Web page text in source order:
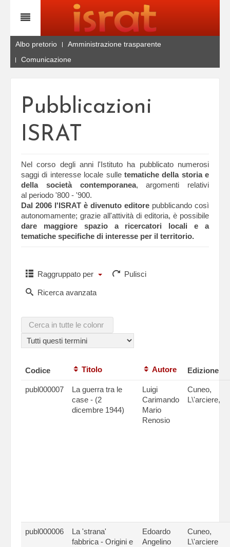
Albo pretorio
Amministrazione trasparente
Comunicazione
Pubblicazioni
ISRAT
Nel corso degli anni l'Istituto ha pubblicato numerosi
saggi di interesse locale sulle tematiche della storia e
della società contemporanea, argomenti relativi
al periodo '800 - '900.
Dal 2006 l'ISRAT è divenuto editore pubblicando così
autonomamente; grazie all'attività di editoria, è possibile
dare maggiore spazio a ricercatori locali e a
tematiche specifiche di interesse per il territorio.
Raggruppato per Pulisci
Ricerca avanzata
Codice Titolo Autore Edizione
publ000007
La guerra tra le
case - (2
dicembre 1944)
Luigi
Carimando
Mario
Renosio
Cuneo,
L\'arciere,
publ000006
La 'strana'
fabbrica - Origini e
Edoardo
Angelino
Cuneo,
L\'arciere